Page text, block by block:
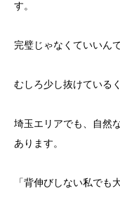
す。
完璧じゃなくていいんで
むしろ少し抜けている
埼玉エリアでも、自然
あります。
「背伸びしない私でも